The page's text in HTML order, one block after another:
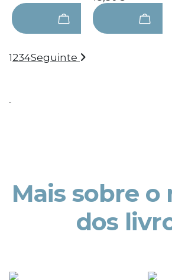
1234Seguinte
Mais sobre
dos